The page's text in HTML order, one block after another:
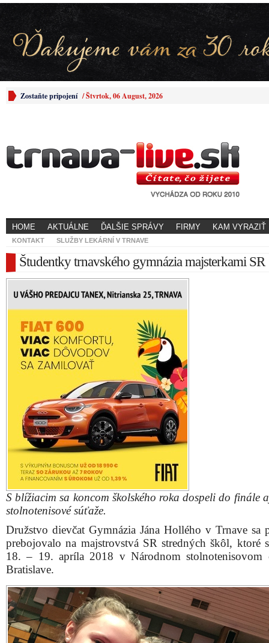
Zostaňte pripojení /Štvrtok, 06 August, 2026
HOME AKTUÁLNE ĎALŠIE SPRÁVY FIRMY KAM VYRAZIŤ
KONTAKT SLUŽBY LEKÁRNÍ V TRNAVE
Študentky trnavského gymnázia majsterkami SR
S blížiacim sa koncom školského roka dospeli do finále
stolnotenisové súťaže.
Družstvo dievčat Gymnázia Jána Hollého v Trnave sa
prebojovalo na majstrovstvá SR stredných škôl, ktoré
18. – 19. apríla 2018 v Národnom stolnotenisovom
Bratislave.